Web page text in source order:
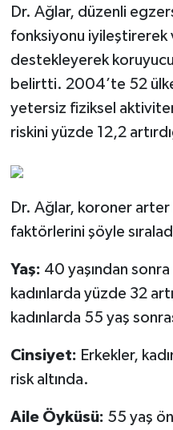
Dr. Ağlar, düzenli
fonksiyonu iyileştirerek
destekleyerek koruyucu
belirtti. 2004’te 52
yetersiz fiziksel
riskini yüzde 12,2
Dr. Ağlar, koroner arter
faktörlerini şöyle
Yaş: 40 yaşından
kadınlarda yüzde 32
kadınlarda 55 yaş
Cinsiyet: Erkekler,
risk altında.
Aile Öyküsü: 55 yaş